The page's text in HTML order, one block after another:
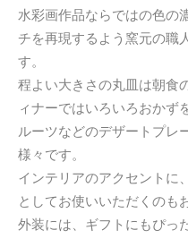
水彩画作品ならではの色の
チを再現するよう窯元の職
す。
程よい大きさの丸皿は朝食
ィナーではいろいろおかず
ルーツなどのデザートプレ
様々です。
インテリアのアクセントに
としてお使いいただくのも
外装には、ギフトにもぴっ